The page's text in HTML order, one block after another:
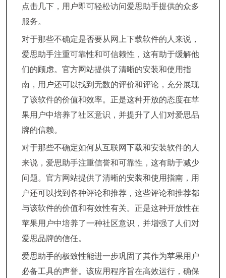
点击几下，用户即可轻松访问爱思助手提供的众多
服务。
对于那些不确定是否要从网上下载软件的人来说，
爱思助手注重可靠性和可信赖性，这有助于缓解他
们的顾虑。官方网站提供了清晰的安装和使用指
南，用户还可以找到无数的评价和评论，充分展现
了该软件的价值和效率。正是这种开放的态度在苹
果用户中培养了社区意识，并提升了人们对爱思品
牌的信赖。
对于那些不确定如何从互联网下载和安装软件的人
来说，爱思助手注重信誉和可靠性，这有助于减少
问题。官方网站提供了清晰的安装和使用指南，用
户还可以找到各种评论和推荐，这些评论和推荐都
与该软件的价值和有效性有关。正是这种开放性在
苹果用户中培养了一种社区意识，并增强了人们对
爱思品牌的信任。
爱思助手的极致性能进一步巩固了其作为苹果用户
必备工具的声誉。该应用程序旨在高效运行，确保